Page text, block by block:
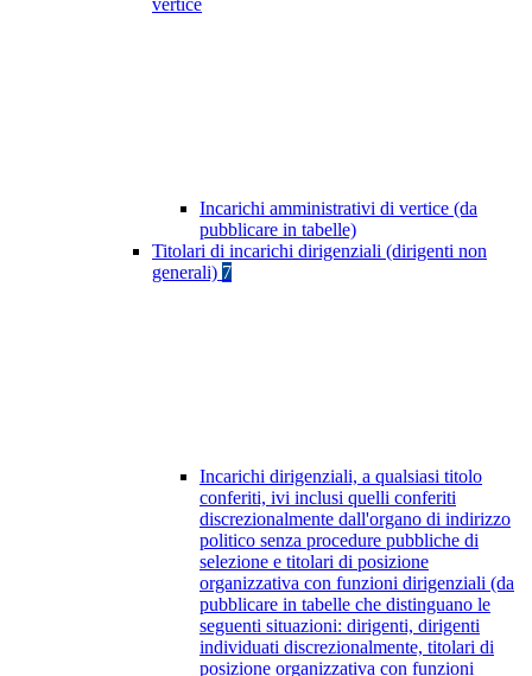
vertice
Incarichi amministrativi di vertice (da
pubblicare in tabelle)
Titolari di incarichi dirigenziali (dirigenti non
generali) 7
Incarichi dirigenziali, a qualsiasi titolo
conferiti, ivi inclusi quelli conferiti
discrezionalmente dall'organo di indirizzo
politico senza procedure pubbliche di
selezione e titolari di posizione
organizzativa con funzioni dirigenziali (da
pubblicare in tabelle che distinguano le
seguenti situazioni: dirigenti, dirigenti
individuati discrezionalmente, titolari di
posizione organizzativa con funzioni